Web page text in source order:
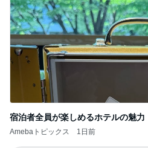
宿泊者全員が楽しめるホテルの魅力
Amebaトピックス 1日前